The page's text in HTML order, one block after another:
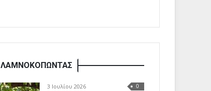
ΛΑΜΝΟΚΟΠΩΝΤΑΣ
3 Ιουλίου 2026 0